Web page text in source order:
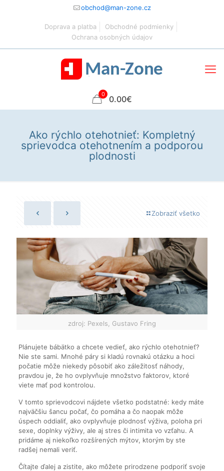
obchod@man-zone.cz
Doprava a platba
Obchodné podmienky
Ochrana osobných údajov
0 0.00€
Ako rýchlo otehotnieť: Kompletný
sprievodca otehotnením a podporou
plodnosti
Zobraziť všetko
zdroj: Pexels, Gustavo Fring
Plánujete bábätko a chcete vedieť, ako rýchlo otehotnieť?
Nie ste sami. Mnohé páry si kladú rovnakú otázku a hoci
počatie môže niekedy pôsobiť ako záležitosť náhody,
pravdou je, že ho ovplyvňuje množstvo faktorov, ktoré
viete mať pod kontrolou.
V tomto sprievodcovi nájdete všetko podstatné: kedy máte
najväčšiu šancu počať, čo pomáha a čo naopak môže
úspech oddialiť, ako ovplyvňuje plodnosť výživa, poloha pri
sexe, doplnky výživy, ale aj stres či intimita vo vzťahu. A
pridáme aj niekoľko rozšírených mýtov, ktorým by ste
radšej nemali veriť.
Čítajte ďalej a zistite, ako môžete prirodzene podporiť svoje